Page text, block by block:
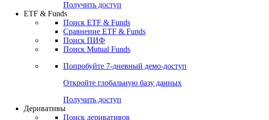
Получить доступ
ETF & Funds
Поиск ETF & Funds
Сравнение ETF & Funds
Поиск ПИФ
Поиск Mutual Funds
Попробуйте 7-дневный демо-доступ
Откройте глобальную базу данных
Получить доступ
Деривативы
Поиск деривативов